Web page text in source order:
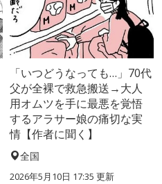
「いつどうなっても…」70代
父が全裸で救急搬送→大人
用オムツを手に最悪を覚悟
するアラサー娘の痛切な実
情【作者に聞く】
全国
2026年5月10日 17:35 更新